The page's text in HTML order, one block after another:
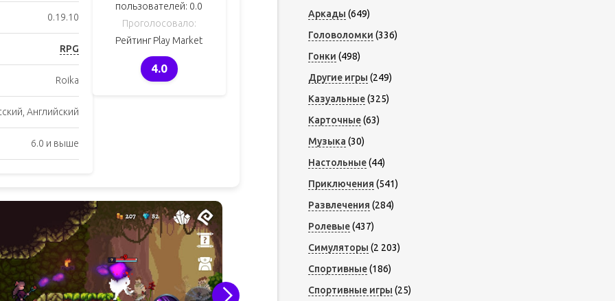
0.19.10
RPG
Roika
Английский
6.0 и выше
пользователей: 0.0
Проголосовало:
Рейтинг Play Market
4.0
Аркады (649)
Головоломки (336)
Гонки (498)
Другие игры (249)
Казуальные(325)
Карточные(63)
Музыка (30)
Настольные(44)
Приключения (541)
Развлечения (284)
Ролевые(437)
Симуляторы (2 203)
Спортивные(186)
Спортивные игры (25)